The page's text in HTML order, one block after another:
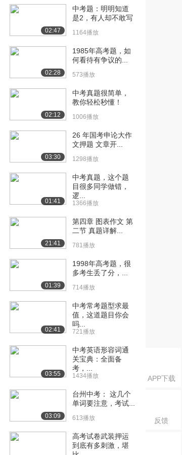
APP下载
反馈
（1）（下）
（2）（上）
（2）（中）
（2）（下）
[15] 词汇串讲-一级词汇
（3）（上）
[16] 词汇串讲-一级词汇
（3）（中）
3238播放
[17] 词汇串讲-一级词汇
3017播放
[18] 词汇串讲-一级词汇
2129播放
[19] 词汇串讲-一级词汇
2913播放
[20] 词汇串讲-一级词汇
（4）（下）
[21] 词汇串讲-一级词汇
（5）（上）
15:12
[22] 词汇串讲-一级词汇 15:15
02:47
中考题：明明知道
是2，有人却不敢写
1164播放
02:28
1985年高考题，如
何看待有争议的...
573播放
02:12
中考真题很简单，
教你轻松秒懂！
1006播放
03:30
26 年国考申论大作
文押题 文章开...
1298播放
01:41
中考真题，这个题
目很多同学做错，
逻...
1366播放
21:41
第四章 图表作文 第
二节 真题详解...
781播放
01:39
1998年高考题，很
多考生丢了分，...
714播放
02:41
中考常考题型求最
值，这道题目你会
吗...
721播放
03:55
中考英语形容词通
关宝典：全面备
考，...
1434播放
03:09
台州中考： 这几个
单词要注意，考试...
613播放
高考试卷武装押运
到底有多刺激，堪